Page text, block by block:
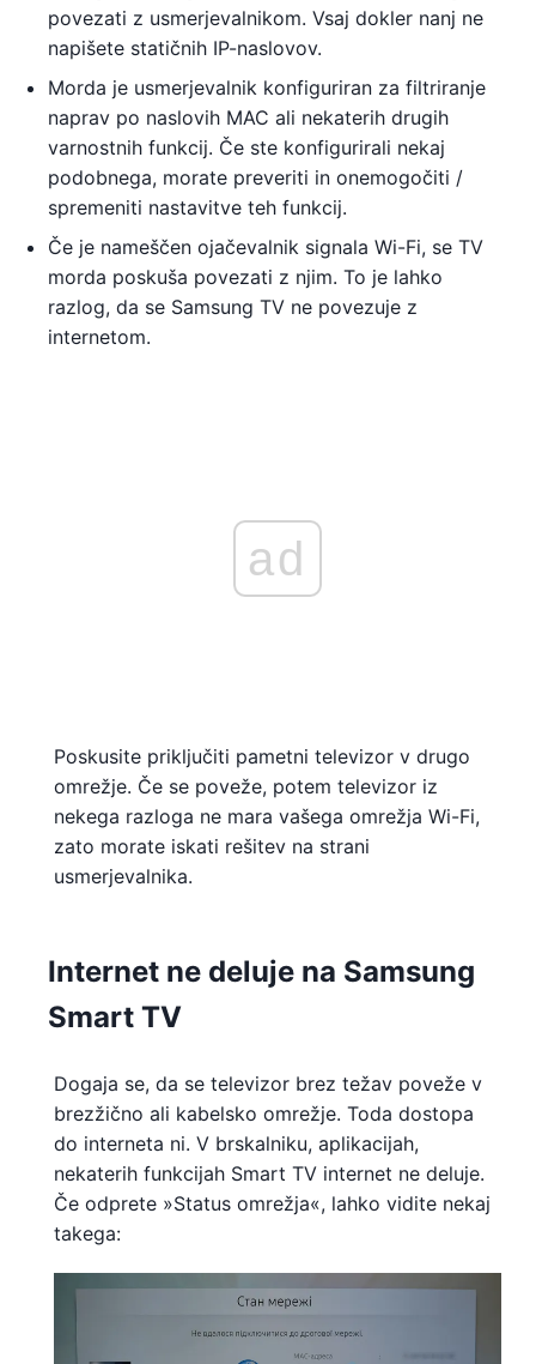
povezati z usmerjevalnikom. Vsaj dokler nanj ne
napišete statičnih IP-naslovov.
Morda je usmerjevalnik konfiguriran za filtriranje
naprav po naslovih MAC ali nekaterih drugih
varnostnih funkcij. Če ste konfigurirali nekaj
podobnega, morate preveriti in onemogočiti /
spremeniti nastavitve teh funkcij.
Če je nameščen ojačevalnik signala Wi-Fi, se TV
morda poskuša povezati z njim. To je lahko
razlog, da se Samsung TV ne povezuje z
internetom.
ad
Poskusite priključiti pametni televizor v drugo
omrežje. Če se poveže, potem televizor iz
nekega razloga ne mara vašega omrežja Wi-Fi,
zato morate iskati rešitev na strani
usmerjevalnika.
Internet ne deluje na Samsung
Smart TV
Dogaja se, da se televizor brez težav poveže v
brezžično ali kabelsko omrežje. Toda dostopa
do interneta ni. V brskalniku, aplikacijah,
nekaterih funkcijah Smart TV internet ne deluje.
Če odprete »Status omrežja«, lahko vidite nekaj
takega: